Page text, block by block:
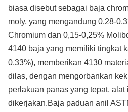
biasa disebut sebagai baja
moly, yang mengandung 0,28-
Chromium dan 0,15-0,25%
4140 baja yang memiliki tingkat
0,33%), memberikan 4130
dilas, dengan mengorbankan
perlakuan panas yang tepat, alat
dikerjakan.Baja paduan anil